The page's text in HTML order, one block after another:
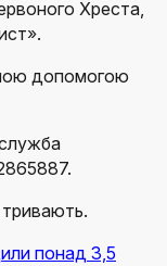
Хреста,
допомогою
понад 3,5